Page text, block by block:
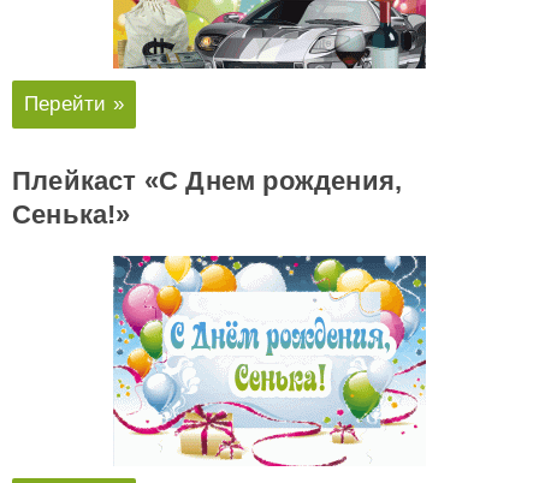
Перейти »
Плейкаст «С Днем рождения,
Сенька!»